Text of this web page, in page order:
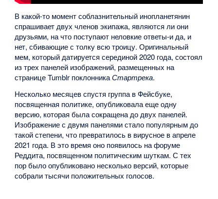
В какой-то момент соблазнительный инопланетянин
спрашивает двух членов экипажа, являются ли они
друзьями, на что поступают неловкие ответы-и да, и
нет, сбивающие с толку всю троицу. Оригинальный
мем, который датируется серединой 2020 года, состоял
из трех панелей изображений, размещенных на
странице Tumblr поклонникаСтартрека.
Несколько месяцев спустя группа в Фейсбуке,
посвященная политике, опубликовала еще одну
версию, которая была сокращена до двух панелей.
Изображение с двумя панелями стало популярным до
такой степени, что превратилось в вирусное в апреле
2021 года. В это время оно появилось на форуме
Реддита, посвященном политическим шуткам. С тех
пор было опубликовано несколько версий, которые
собрали тысячи положительных голосов.